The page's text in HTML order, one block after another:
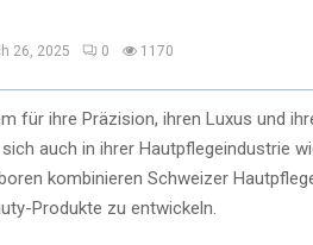
26, 2025 0 1170
für ihre Präzision, ihren Luxus und
auch in ihrer Hautpflegeindustrie
kombinieren Schweizer
Produkte zu entwickeln.